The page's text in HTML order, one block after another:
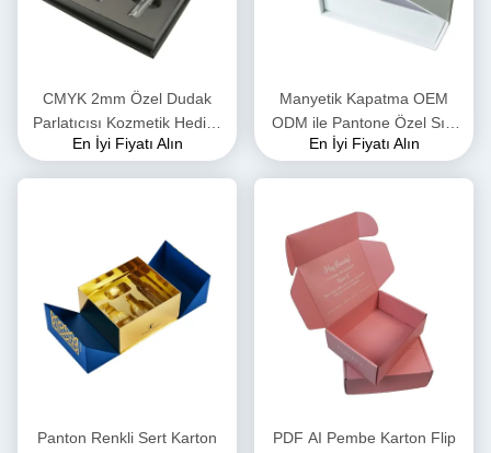
CMYK 2mm Özel Dudak
Parlatıcısı Kozmetik Hediye
Kutusu İçinde Ambalaj Blister
En İyi Fiyatı Alın
Manyetik Kapatma OEM
ODM ile Pantone Özel Sıvı
Ruj Ambalaj Kağıt Kutusu
En İyi Fiyatı Alın
Panton Renkli Sert Karton
PDF AI Pembe Karton Flip